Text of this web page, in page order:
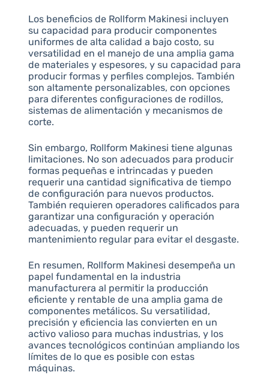
Los beneficios de Rollform Makinesi incluyen
su capacidad para producir componentes
uniformes de alta calidad a bajo costo, su
versatilidad en el manejo de una amplia gama
de materiales y espesores, y su capacidad para
producir formas y perfiles complejos. También
son altamente personalizables, con opciones
para diferentes configuraciones de rodillos,
sistemas de alimentación y mecanismos de
corte.
Sin embargo, Rollform Makinesi tiene algunas
limitaciones. No son adecuados para producir
formas pequeñas e intrincadas y pueden
requerir una cantidad significativa de tiempo
de configuración para nuevos productos.
También requieren operadores calificados para
garantizar una configuración y operación
adecuadas, y pueden requerir un
mantenimiento regular para evitar el desgaste.
En resumen, Rollform Makinesi desempeña un
papel fundamental en la industria
manufacturera al permitir la producción
eficiente y rentable de una amplia gama de
componentes metálicos. Su versatilidad,
precisión y eficiencia las convierten en un
activo valioso para muchas industrias, y los
avances tecnológicos continúan ampliando los
límites de lo que es posible con estas
máquinas.